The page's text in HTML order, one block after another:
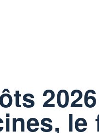
le